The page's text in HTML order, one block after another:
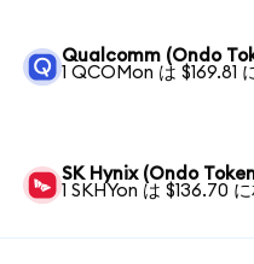
Qualcomm (Ondo
1 QCOMon は $169.81
SK Hynix (Ondo
1 SKHYon は $136.70